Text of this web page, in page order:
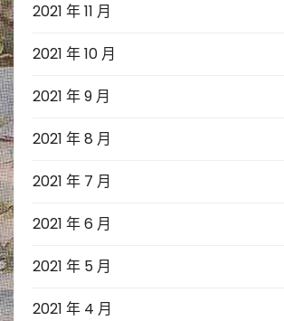
2021 年 11 月
2021 年 10 月
2021 年 9 月
2021 年 8 月
2021 年 7 月
2021 年 6 月
2021 年 5 月
2021 年 4 月